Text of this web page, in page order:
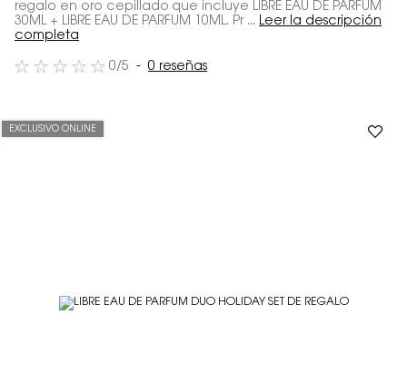
regalo en oro cepillado que incluye LIBRE EAU DE PARFUM
30ML + LIBRE EAU DE PARFUM 10ML. Pr ... Leer la descripción
completa
0/5 0 reseñas
EXCLUSIVO ONLINE